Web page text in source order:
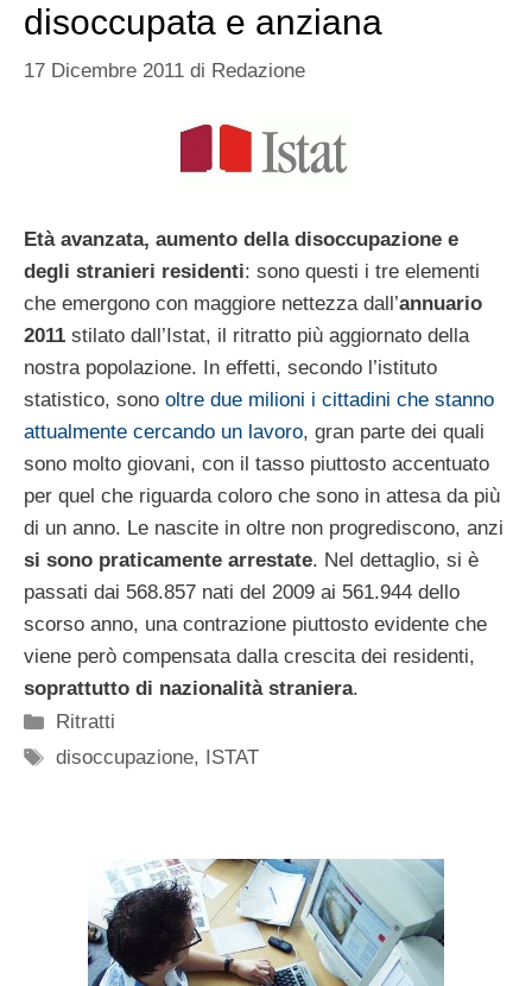
disoccupata e anziana
17 Dicembre 2011 di Redazione
Età avanzata, aumento della disoccupazione e
degli stranieri residenti: sono questi i tre elementi
che emergono con maggiore nettezza dall’annuario
2011 stilato dall’Istat, il ritratto più aggiornato della
nostra popolazione. In effetti, secondo l’istituto
statistico, sono oltre due milioni i cittadini che stanno
attualmente cercando un lavoro, gran parte dei quali
sono molto giovani, con il tasso piuttosto accentuato
per quel che riguarda coloro che sono in attesa da più
di un anno. Le nascite in oltre non progrediscono, anzi
si sono praticamente arrestate. Nel dettaglio, si è
passati dai 568.857 nati del 2009 ai 561.944 dello
scorso anno, una contrazione piuttosto evidente che
viene però compensata dalla crescita dei residenti,
soprattutto di nazionalità straniera.
Categorie
Ritratti
Tag
disoccupazione, ISTAT